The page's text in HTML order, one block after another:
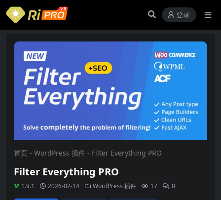
登录
首页 - WordPress 插件 - Filter Everything PRO
Filter Everything PRO
1.9.1 2026-02-14 WordPress 插件 17 0